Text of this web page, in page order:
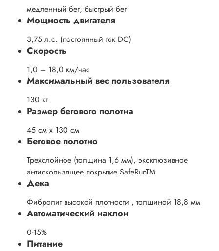
медленный бег, быстрый бег
Мощность двигателя
3,75 л.с. (постоянный ток DC)
Скорость
1,0 – 18,0 км/час
Максимальный вес пользователя
130 кг
Размер бегового полотна
45 см х 130 см
Беговое полотно
Трехслойное (толщина 1,6 мм), эксклюзивное
антискользящее покрытие SafeRunTM
Дека
Фибролит высокой плотности , толщиной 18,8 мм
Автоматический наклон
0-15%
Питание